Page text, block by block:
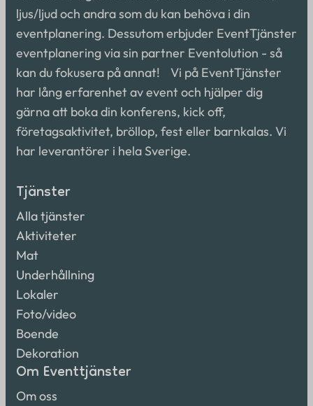
ljus/ljud och andra som du kan behöva i din
eventplanering. Dessutom erbjuder EventTjänster
eventplanering via sin partner Eventolution - så
kan du fokusera på annat! Vi på EventTjänster
har lång erfarenhet av event och hjälper dig
gärna att boka din konferens, kick off,
företagsaktivitet, bröllop, fest eller barnkalas. Vi
har leverantörer i hela Sverige.
Tjänster
Alla tjänster
Aktiviteter
Mat
Underhållning
Lokaler
Foto/video
Boende
Dekoration
Om Eventtjänster
Om oss